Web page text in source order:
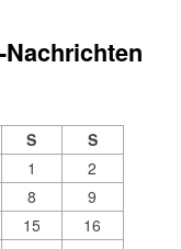
S
S
1
2
8
9
15
16